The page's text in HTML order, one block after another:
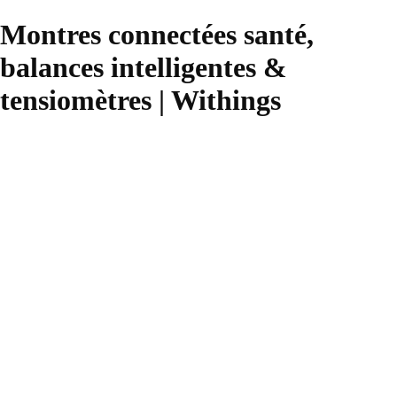
Montres connectées santé,
balances intelligentes &
tensiomètres | Withings